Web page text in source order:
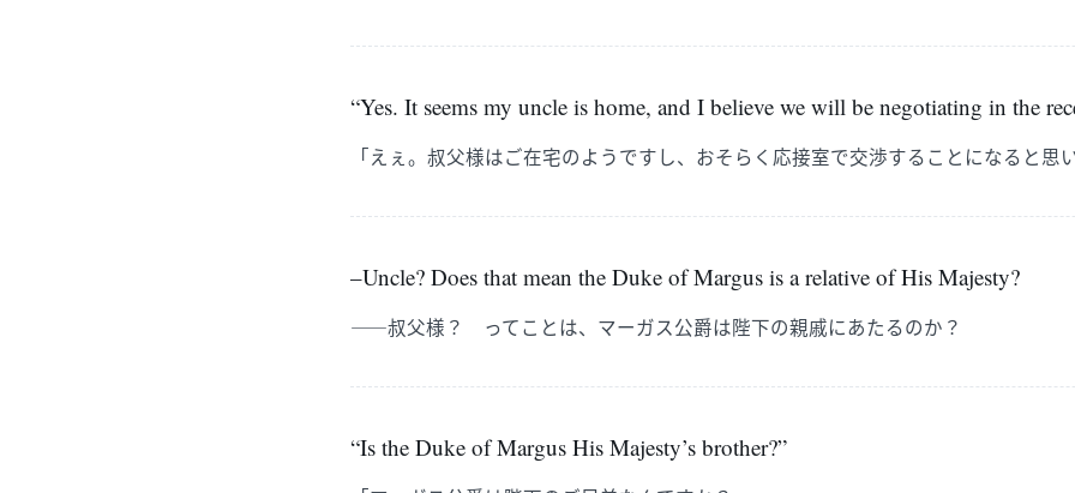
“Yes. It seems my uncle is home, and I believe we will be negotiating in the
「えぇ。叔父様はご在宅のようですし、おそらく応接室で交渉することになると思
–Uncle? Does that mean the Duke of Margus is a relative of His Majesty?
――叔父様？ ってことは、マーガス公爵は陛下の親戚にあたるのか？
“Is the Duke of Margus His Majesty’s brother?”